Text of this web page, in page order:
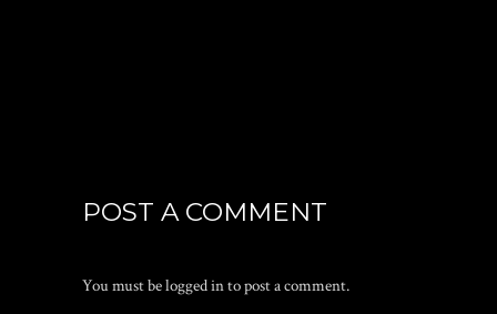
POST A COMMENT
You must belogged into post a comment.